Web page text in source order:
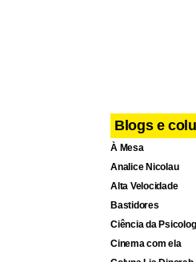
Blogs e
À Mesa
Analice Nicolau
Alta Velocidade
Bastidores
Ciência da
Cinema com ela